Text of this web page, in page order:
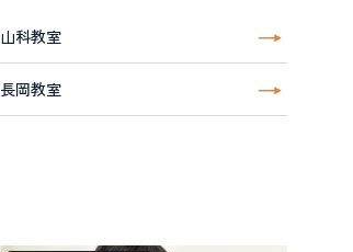
山科教室
長岡教室